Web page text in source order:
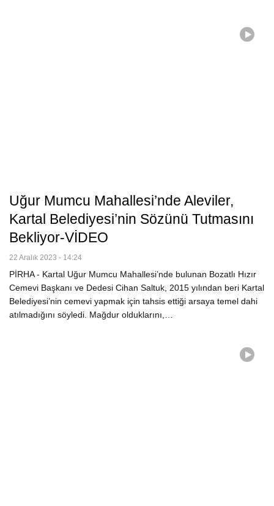
Uğur Mumcu Mahallesi’nde Aleviler,
Kartal Belediyesi’nin Sözünü Tutmasını
Bekliyor-VİDEO
22 Aralık 2023 - 14:24
PİRHA - Kartal Uğur Mumcu Mahallesi’nde bulunan Bozatlı Hızır
Cemevi Başkanı ve Dedesi Cihan Saltuk, 2015 yılından beri Kartal
Belediyesi’nin cemevi yapmak için tahsis ettiği arsaya temel dahi
atılmadığını söyledi. Mağdur olduklarını,…